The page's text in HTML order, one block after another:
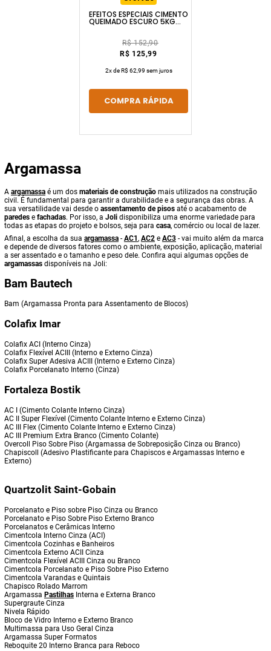
EFEITOS ESPECIAIS CIMENTO
QUEIMADO ESCURO 5KG
LUKSCOLOR
R$ 152,90
R$ 125,99
2x deR$ 62,99 sem juros
COMPRA RÁPIDA
Argamassa
A argamassa é um dos materiais de construção mais utilizados na construção
civil. É fundamental para garantir a durabilidade e a segurança das obras. A
sua versatilidade vai desde o assentamento de pisos até o acabamento de
paredes e fachadas. Por isso, a Joli disponibiliza uma enorme variedade para
todas as etapas do projeto e bolsos, seja para casa, comércio ou local de lazer.
Afinal, a escolha da sua argamassa - AC1 , AC2 e AC3 - vai muito além da marca
e depende de diversos fatores como o ambiente, exposição, aplicação, material
a ser assentado e o tamanho e peso dele. Confira aqui algumas opções de
argamassas disponíveis na Joli:
Bam Bautech
Bam (Argamassa Pronta para Assentamento de Blocos)
Colafix Imar
Colafix ACI (Interno Cinza)
Colafix Flexível ACIII (Interno e Externo Cinza)
Colafix Super Adesiva ACIII (Interno e Externo Cinza)
Colafix Porcelanato Interno (Cinza)
Fortaleza Bostik
AC I (Cimento Colante Interno Cinza)
AC II Super Flexível (Cimento Colante Interno e Externo Cinza)
AC III Flex (Cimento Colante Interno e Externo Cinza)
AC III Premium Extra Branco (Cimento Colante)
Overcoll Piso Sobre Piso (Argamassa de Sobreposição Cinza ou Branco)
Chapiscoll (Adesivo Plastificante para Chapiscos e Argamassas Interno e
Externo)
Quartzolit Saint-Gobain
Porcelanato e Piso sobre Piso Cinza ou Branco
Porcelanato e Piso Sobre Piso Externo Branco
Porcelanatos e Cerâmicas Interno
Cimentcola Interno Cinza (ACI)
Cimentcola Cozinhas e Banheiros
Cimentcola Externo ACII Cinza
Cimentcola Flexível ACIII Cinza ou Branco
Cimentcola Porcelanato e Piso Sobre Piso Externo
Cimentcola Varandas e Quintais
Chapisco Rolado Marrom
Argamassa Pastilhas Interna e Externa Branco
Supergraute Cinza
Nivela Rápido
Bloco de Vidro Interno e Externo Branco
Multimassa para Uso Geral Cinza
Argamassa Super Formatos
Reboquite 20 Interno Branca para Reboco